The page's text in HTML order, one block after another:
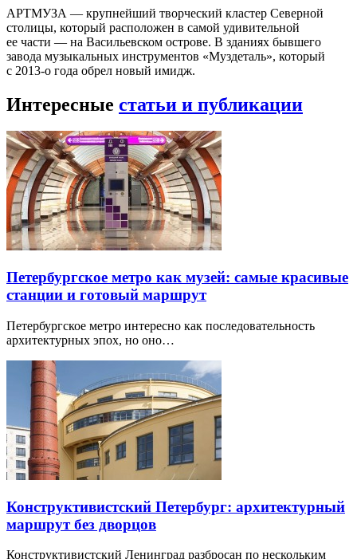
АРТМУЗА — крупнейший творческий кластер Северной
столицы, который расположен в самой удивительной
ее части — на Васильевском острове. В зданиях бывшего
завода музыкальных инструментов «Муздеталь», который
с 2013-о года обрел новый имидж.
Интересные статьи и публикации
Петербургское метро как музей: самые красивые
станции и готовый маршрут
Петербургское метро интересно как последовательность
архитектурных эпох, но оно…
Конструктивистский Петербург: архитектурный
маршрут без дворцов
Конструктивистский Ленинград разбросан по нескольким